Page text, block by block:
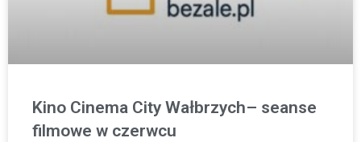
Kino Cinema City Wałbrzych– seanse
filmowe w czerwcu